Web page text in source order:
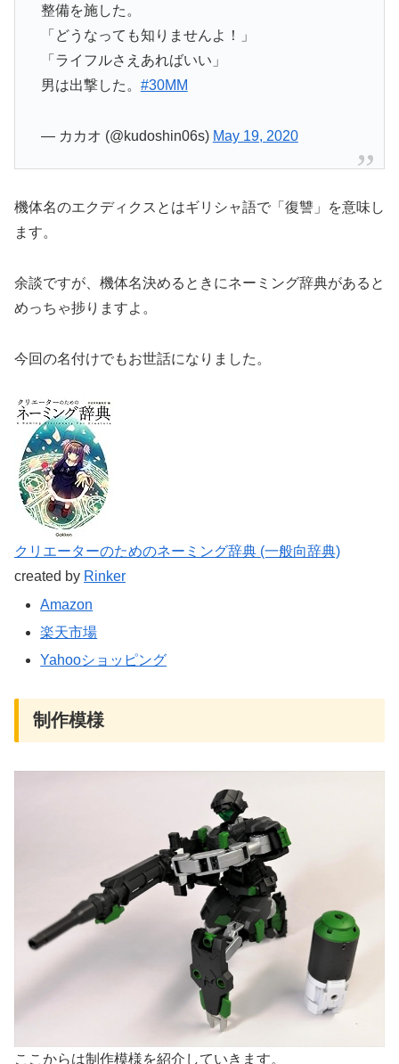
整備を施した。
「どうなっても知りませんよ！」
「ライフルさえあればいい」
男は出撃した。 #30MM
— カカオ (@kudoshin06s) May 19, 2020
機体名のエクディクスとはギリシャ語で「復讐」を意味し
ます。
余談ですが、機体名決めるときにネーミング辞典があると
めっちゃ捗りますよ。
今回の名付けでもお世話になりました。
クリエーターのためのネーミング辞典 (一般向辞典)
created by Rinker
Amazon
楽天市場
Yahooショッピング
制作模様
ここからは制作模様を紹介していきます。